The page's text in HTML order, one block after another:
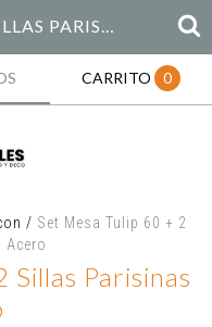
SET MESA TULIP 60 + 2 SILLAS PARISINAS ACERO
CARRITO 0
/ Set Mesa Tulip 60 + 2
Sillas Parisinas